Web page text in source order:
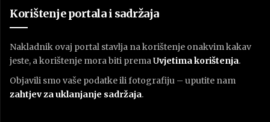
Korištenje portala i sadržaja
Nakladnik ovaj portal stavlja na korištenje onakvim kakav
jeste, a korištenje mora biti premaUvjetima korištenja.
Objavili smo vaše podatke ili fotografiju – uputite nam
zahtjev za uklanjanje sadržaja.